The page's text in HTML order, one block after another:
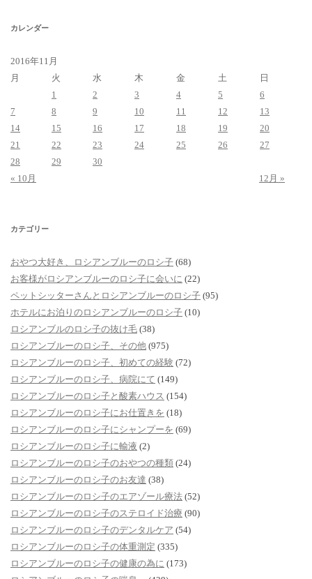
カレンダー
2016年11月
月
火 水 木 金 土
日
1
2 3 4 5
6
7
8 9 10 11 12
13
14
15 16 17 18 19
20
21
22 23 24 25 26
27
28
29
30
« 10月
12月 »
カテゴリー
おやつ大好き、ロシアンブルーのロシ子 (68)
お客様がロシアンブルーのロシ子に会いに (22)
ペットシッターさんとロシアンブルーのロシ子 (95)
ホテルにお泊りのロシアンブルーのロシ子 (10)
ロシアンブルのロシ子の抜け毛 (38)
ロシアンブルーのロシ子、その他 (975)
ロシアンブルーのロシ子、初めての経験 (72)
ロシアンブルーのロシ子、病院にて (149)
ロシアンブルーのロシ子と酸素ハウス (154)
ロシアンブルーのロシ子にお仕置きを (18)
ロシアンブルーのロシ子にシャンプーを (69)
ロシアンブルーのロシ子に輸液 (2)
ロシアンブルーのロシ子のおやつの種類 (24)
ロシアンブルーのロシ子のお友達 (38)
ロシアンブルーのロシ子のエアゾール療法 (52)
ロシアンブルーのロシ子のステロイド治療 (90)
ロシアンブルーのロシ子のデンタルケア (54)
ロシアンブルーのロシ子の体重測定 (335)
ロシアンブルーのロシ子の健康の為に (173)